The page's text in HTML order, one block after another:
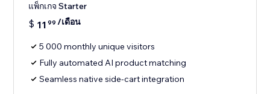
แพ็กเกจ Starter
$ 11 99 /เดือน
5 000 monthly unique visitors
Fully automated AI product matching
Seamless native side-cart integration